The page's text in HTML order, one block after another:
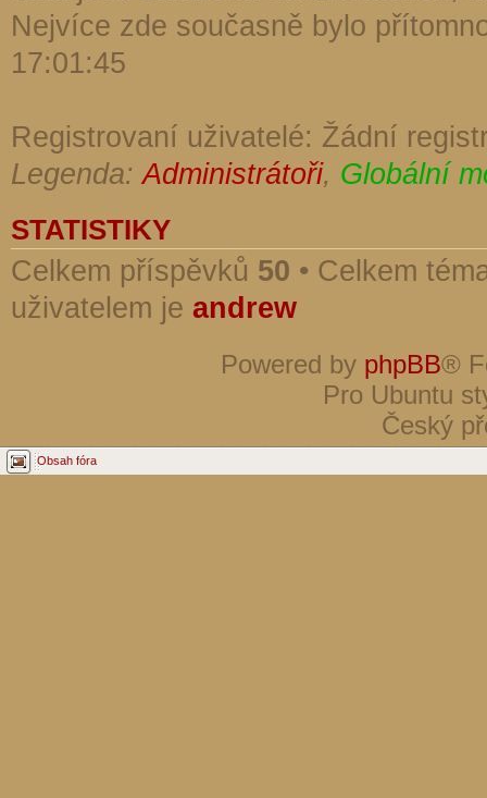
Nejvíce zde současně bylo
17:01:45
Registrovaní uživatelé: Žádní
Legenda:Administrátoři, Globální
STATISTIKY
Celkem příspěvků 50 • Celkem
uživatelem je andrew
Powered by phpBB®
Pro Ubuntu
Český
Obsah fóra